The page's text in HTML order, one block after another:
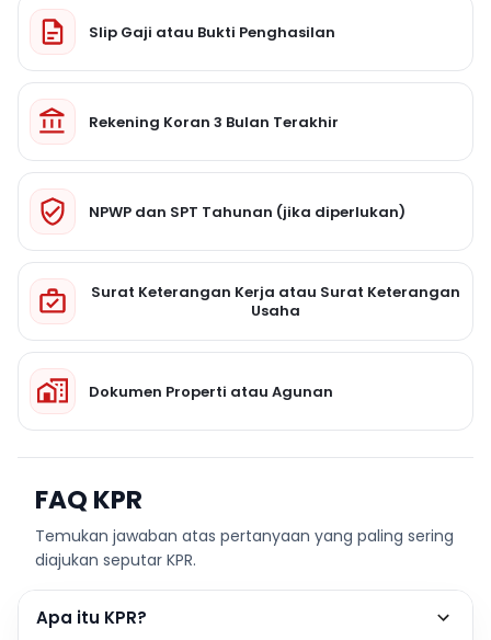
Slip Gaji atau Bukti Penghasilan
Rekening Koran 3 Bulan Terakhir
NPWP dan SPT Tahunan (jika diperlukan)
Surat Keterangan Kerja atau Surat Keterangan
Usaha
Dokumen Properti atau Agunan
FAQ KPR
Temukan jawaban atas pertanyaan yang paling sering
diajukan seputar KPR.
Apa itu KPR?